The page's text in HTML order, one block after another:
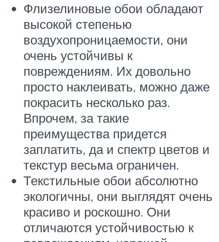
Флизелиновые обои обладают
высокой степенью
воздухопроницаемости, они
очень устойчивы к
повреждениям. Их довольно
просто наклеивать, можно даже
покрасить несколько раз.
Впрочем, за такие
преимущества придется
заплатить, да и спектр цветов и
текстур весьма ограничен.
Текстильные обои абсолютно
экологичны, они выглядят очень
красиво и роскошно. Они
отличаются устойчивостью к